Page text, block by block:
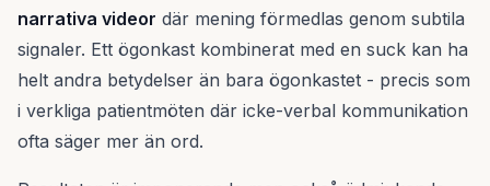
narrativa videor där mening förmedlas genom subtila
signaler. Ett ögonkast kombinerat med en suck kan ha
helt andra betydelser än bara ögonkastet - precis som
i verkliga patientmöten där icke-verbal kommunikation
ofta säger mer än ord.